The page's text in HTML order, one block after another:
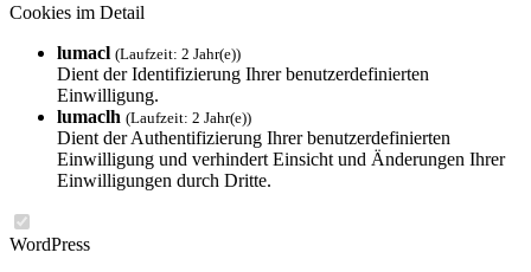
Cookies im Detail
lumacl (Laufzeit: 2 Jahr(e))
Dient der Identifizierung Ihrer benutzerdefinierten
Einwilligung.
lumaclh (Laufzeit: 2 Jahr(e))
Dient der Authentifizierung Ihrer benutzerdefinierten
Einwilligung und verhindert Einsicht und Änderungen Ihrer
Einwilligungen durch Dritte.
WordPress